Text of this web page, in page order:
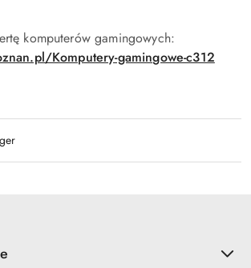
komputerów gamingowych:
Komputery-gamingowe-c312